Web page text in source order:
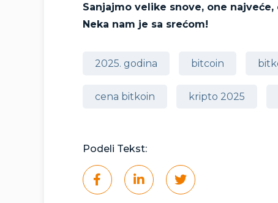
Sanjajmo velike snove, one
Neka nam je sa srećom!
2025. godina bitcoin
cena bitkoin kripto 2025
Podeli Tekst: